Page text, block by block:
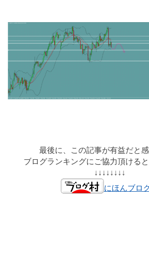
最後に、この記事が有益だと感
ブログランキングにご協力頂けると
↓↓↓↓↓↓↓↓
にほんブロ